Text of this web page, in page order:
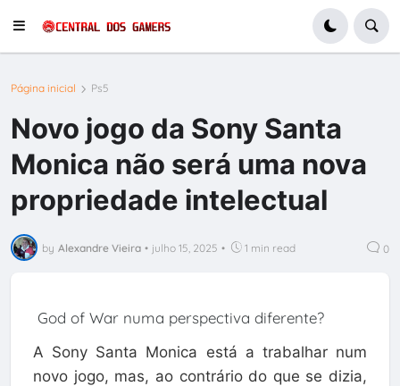
Página inicial Ps5
Novo jogo da Sony Santa
Monica não será uma nova
propriedade intelectual
by Alexandre Vieira • julho 15, 2025 • 1 min read 0
God of War numa perspectiva diferente?
A Sony Santa Monica está a trabalhar num
novo jogo, mas, ao contrário do que se dizia,